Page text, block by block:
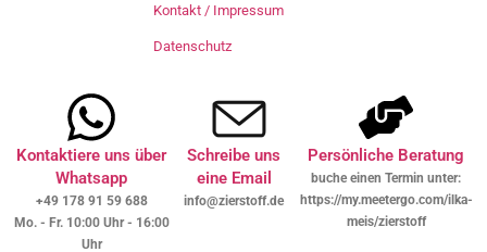
Kontakt / Impressum
Datenschutz
Kontaktiere uns über
Whatsapp
+49 178 91 59 688
Mo. - Fr. 10:00 Uhr - 16:00
Uhr
Schreibe uns
eine Email
info@zierstoff.de
Persönliche Beratung
buche einen Termin unter:
https://my.meetergo.com/ilka-
meis/zierstoff